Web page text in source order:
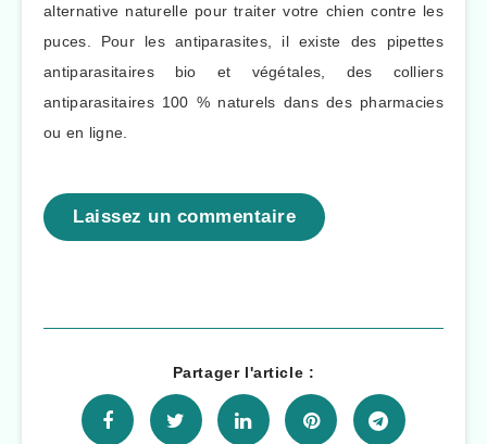
alternative naturelle pour traiter votre chien contre les
puces. Pour les antiparasites, il existe des pipettes
antiparasitaires bio et végétales, des colliers
antiparasitaires 100 % naturels dans des pharmacies
ou en ligne.
Laissez un commentaire
Partager l'article :